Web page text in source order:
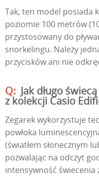
Tak, ten model posiada
poziomie 100 metrów
przystosowany do
snorkelingu. Należy
przycisków ani nie
Jak długo
z kolekcji Casio
Zegarek wykorzystuje
powłoka
(światłem słonecznym
pozwalając na odczyt
intensywność świecenia